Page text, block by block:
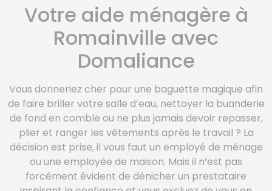
Votre aide ménagère à
Romainville avec
Domaliance
Vous donneriez cher pour une baguette magique afin
de faire briller votre salle d’eau, nettoyer la buanderie
de fond en comble ou ne plus jamais devoir repasser,
plier et ranger les vêtements après le travail ? La
décision est prise, il vous faut un employé de ménage
ou une employée de maison. Mais il n’est pas
forcément évident de dénicher un prestataire